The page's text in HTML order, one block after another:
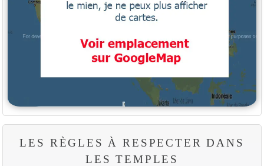
LES RÈGLES À RESPECTER DANS
LES TEMPLES